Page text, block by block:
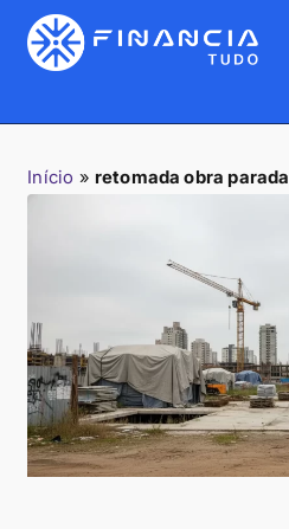
Início » retomada obra parada